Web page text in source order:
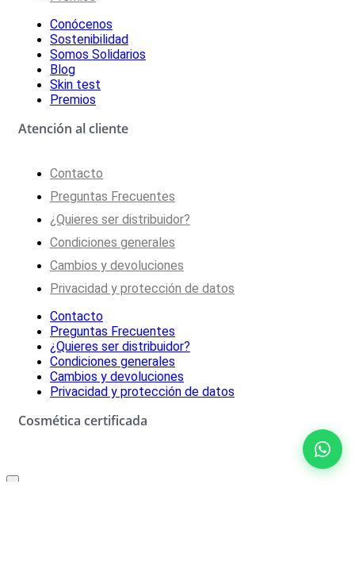
Conócenos
Sostenibilidad
Somos Solidarios
Blog
Skin test
Premios
Atención al cliente
Contacto
Preguntas Frecuentes
¿Quieres ser distribuidor?
Condiciones generales
Cambios y devoluciones
Privacidad y protección de datos
Contacto
Preguntas Frecuentes
¿Quieres ser distribuidor?
Condiciones generales
Cambios y devoluciones
Privacidad y protección de datos
Cosmética certificada